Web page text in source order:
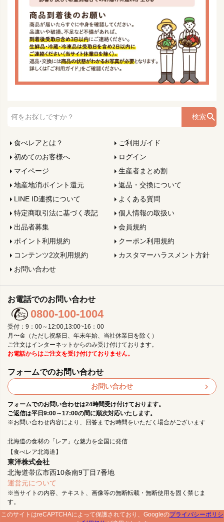
検索
食べレアとは？
ご利用ガイド
初めてのお客様へ
ログイン
マイページ
生産者まとめ割
地産地消ポイント還元
返品・交換について
LINE ID連携について
よくある質問
特定商取引法に基づく表記
個人情報の取扱い
出品者募集
会員規約
ポイント利用規約
クーポン利用規約
コンテンツ2次利用規約
カスタマーハラスメント方針
お問い合わせ
北海道の食材の「レア」な魅力を全国に発信
【食べレア北海道】
東洋株式会社
北海道帯広市西10条南9丁目7番地
運営元について
※当サイトの内容、テキスト、画像等の無断転載・無断使用を固く禁じま
す。
お電話でのお問い合わせ
0800-100-1004
受付：9：00～12:00,13:00~16：00
月〜金（ただし祝祭日、年末年始、当社休業日を除く）
ご注文はインターネットからのみ受け付けております。
お電話からはご注文を受け付けておりません。
フォームでのお問い合わせ
お問い合わせ
フォームでのお問い合わせは24時間受け付けております。
ご返信は平日9:00～17:00の間に順次対応いたします。
※お問い合わせ内容により、回答までお時間をいただく場合がございます
このサイトはreCAPTCHAによって保護されており、Googleのプライバシーポリシ